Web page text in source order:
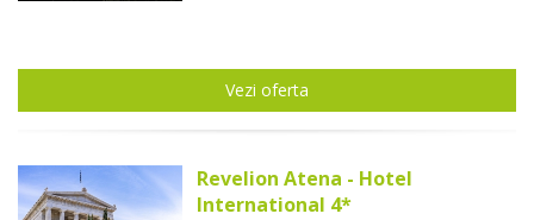
Vezi oferta
Revelion Atena - Hotel
International 4*